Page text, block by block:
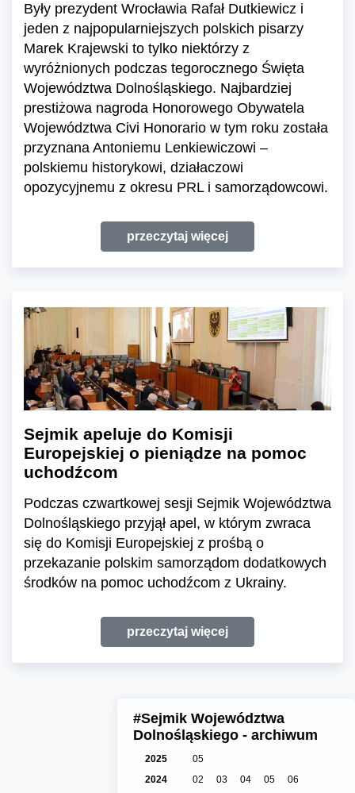
Były prezydent Wrocławia Rafał Dutkiewicz i
jeden z najpopularniejszych polskich pisarzy
Marek Krajewski to tylko niektórzy z
wyróżnionych podczas tegorocznego Święta
Województwa Dolnośląskiego. Najbardziej
prestiżowa nagroda Honorowego Obywatela
Województwa Civi Honorario w tym roku została
przyznana Antoniemu Lenkiewiczowi –
polskiemu historykowi, działaczowi
opozycyjnemu z okresu PRL i samorządowcowi.
przeczytaj więcej
Sejmik apeluje do Komisji
Europejskiej o pieniądze na pomoc
uchodźcom
Podczas czwartkowej sesji Sejmik Województwa
Dolnośląskiego przyjął apel, w którym zwraca
się do Komisji Europejskiej z prośbą o
przekazanie polskim samorządom dodatkowych
środków na pomoc uchodźcom z Ukrainy.
przeczytaj więcej
#Sejmik Województwa
Dolnośląskiego - archiwum
2025
05
2024
02 03 04 05
06